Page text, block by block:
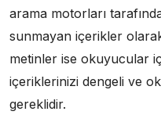
arama motorları
sunmayan içerikler
metinler ise okuyucular
içeriklerinizi dengeli ve
gereklidir.